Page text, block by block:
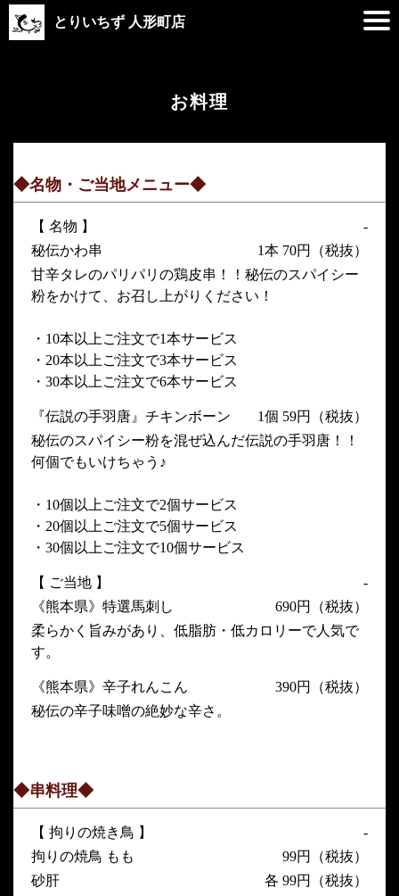
とりいちず 人形町店
お料理
◆名物・ご当地メニュー◆
【 名物 】
-
秘伝かわ串
1本 70円（税抜）
甘辛タレのパリパリの鶏皮串！！秘伝のスパイシー
粉をかけて、お召し上がりください！
・10本以上ご注文で1本サービス
・20本以上ご注文で3本サービス
・30本以上ご注文で6本サービス
『伝説の手羽唐』チキンボーン
1個 59円（税抜）
秘伝のスパイシー粉を混ぜ込んだ伝説の手羽唐！！
何個でもいけちゃう♪
・10個以上ご注文で2個サービス
・20個以上ご注文で5個サービス
・30個以上ご注文で10個サービス
【 ご当地 】
-
《熊本県》特選馬刺し
690円（税抜）
柔らかく旨みがあり、低脂肪・低カロリーで人気で
す。
《熊本県》辛子れんこん
390円（税抜）
秘伝の辛子味噌の絶妙な辛さ。
◆串料理◆
【 拘りの焼き鳥 】
-
拘りの焼鳥 もも
99円（税抜）
砂肝
各 99円（税抜）